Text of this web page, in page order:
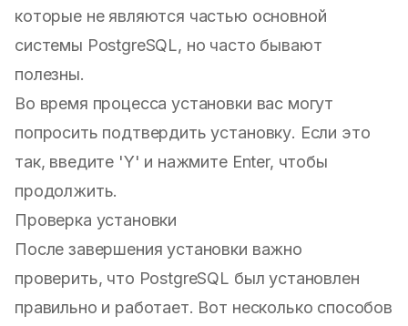
которые не являются частью основной
системы PostgreSQL, но часто бывают
полезны.
Во время процесса установки вас могут
попросить подтвердить установку. Если это
так, введите 'Y' и нажмите Enter, чтобы
продолжить.
Проверка установки
После завершения установки важно
проверить, что PostgreSQL был установлен
правильно и работает. Вот несколько способов